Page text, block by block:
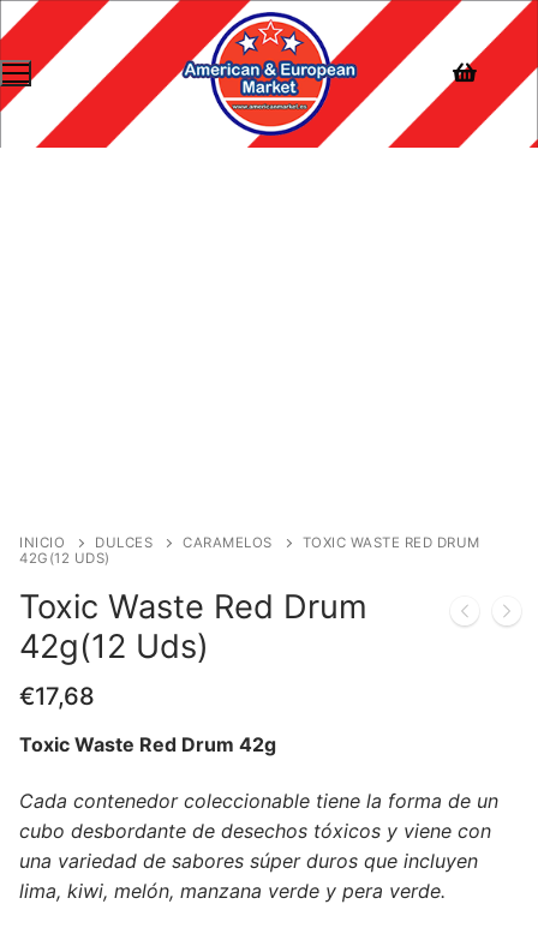
INICIO DULCES CARAMELOS
TOXIC WASTE RED DRUM
42G(12 UDS)
Toxic Waste Red Drum
42g(12 Uds)
€17,68
Toxic Waste Red Drum 42g
Cada contenedor coleccionable tiene la forma de un
cubo desbordante de desechos tóxicos y viene con
una variedad de sabores súper duros que incluyen
lima, kiwi, melón, manzana verde y pera verde.